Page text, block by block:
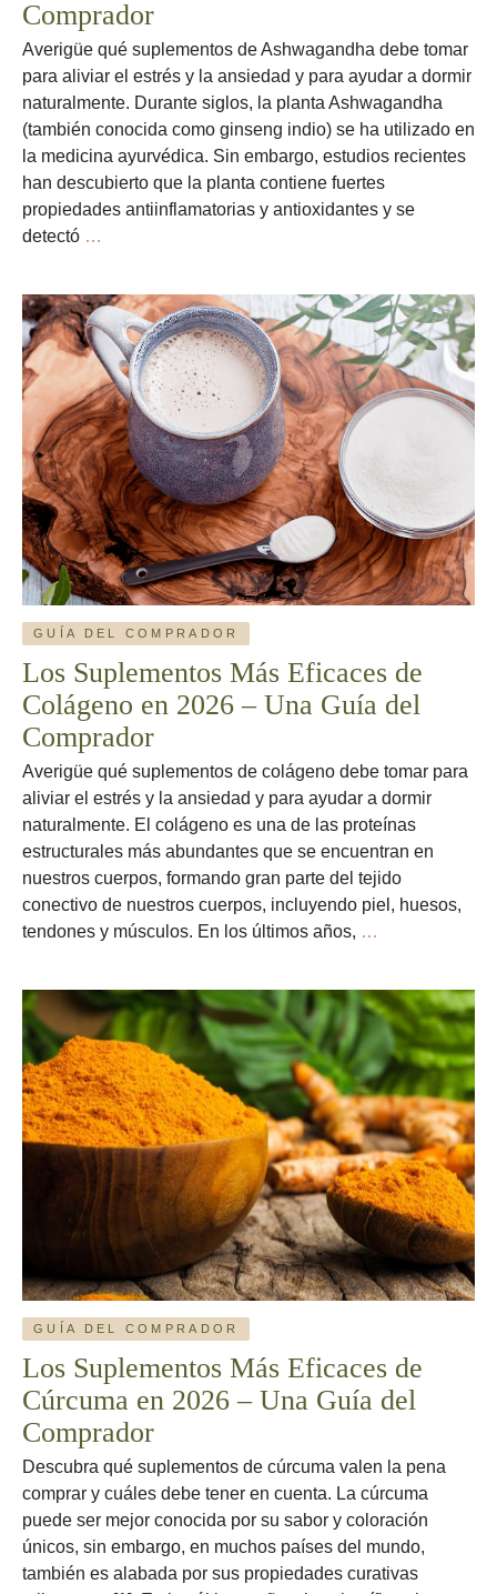
Comprador
Averigüe qué suplementos de Ashwagandha debe tomar
para aliviar el estrés y la ansiedad y para ayudar a dormir
naturalmente. Durante siglos, la planta Ashwagandha
(también conocida como ginseng indio) se ha utilizado en
la medicina ayurvédica. Sin embargo, estudios recientes
han descubierto que la planta contiene fuertes
propiedades antiinflamatorias y antioxidantes y se
detectó …
Eficaces
de
Ashwagandha
en
2026
–
Una
Guía
del
Comprador
GUÍA DEL COMPRADOR
Los Suplementos Más Eficaces de
Colágeno en 2026 – Una Guía del
Comprador
Averigüe qué suplementos de colágeno debe tomar para
aliviar el estrés y la ansiedad y para ayudar a dormir
naturalmente. El colágeno es una de las proteínas
estructurales más abundantes que se encuentran en
nuestros cuerpos, formando gran parte del tejido
conectivo de nuestros cuerpos, incluyendo piel, huesos,
tendones y músculos. En los últimos años, …
Eficaces
de
Colágeno
en
2026
–
Una
Guía
del
Comprador
GUÍA DEL COMPRADOR
Los Suplementos Más Eficaces de
Cúrcuma en 2026 – Una Guía del
Comprador
Descubra qué suplementos de cúrcuma valen la pena
comprar y cuáles debe tener en cuenta. La cúrcuma
puede ser mejor conocida por su sabor y coloración
únicos, sin embargo, en muchos países del mundo,
también es alabada por sus propiedades curativas